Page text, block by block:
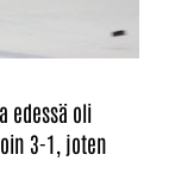
edessä oli
3-1, joten